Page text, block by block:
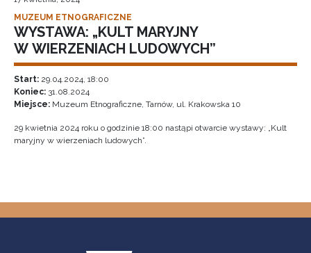
MUZEUM ETNOGRAFICZNE
WYSTAWA: „KULT MARYJNY
W WIERZENIACH LUDOWYCH”
Start: 29.04.2024, 18:00
Koniec: 31.08.2024
Miejsce: Muzeum Etnograficzne, Tarnów, ul. Krakowska 10
29 kwietnia 2024 roku o godzinie 18:00 nastąpi otwarcie wystawy: „Kult
maryjny w wierzeniach ludowych”.